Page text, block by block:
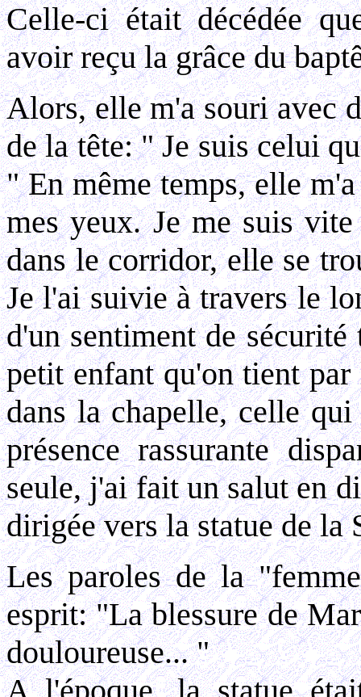
Celle-ci était décédée
avoir reçu la grâce du
Alors, elle m'a souri avec
de la tête: " Je suis celui
" En même temps, elle
mes yeux. Je me suis
dans le corridor, elle se
Je l'ai suivie à travers le
d'un sentiment de
petit enfant qu'on tient
dans la chapelle, celle
présence rassurante
seule, j'ai fait un salut en
dirigée vers la statue de la
Les paroles de la
esprit: "La blessure de
douloureuse... "